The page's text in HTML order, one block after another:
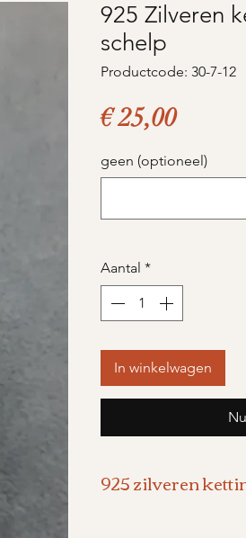
925 Zilveren
schelp
Productcode: 30-7-12
€ 25,00Prijs
geen (optioneel)
Aantal *
In winkelwagen
925 zilveren